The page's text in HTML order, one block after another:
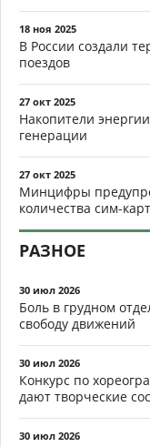
18 ноя 2025
В России создали
поездов
27 окт 2025
Накопители
генерации
27 окт 2025
Минцифры
количества сим-карт
РАЗНОЕ
30 июл 2026
Боль в грудном
свободу движений
30 июл 2026
Конкурс по
дают творческие
30 июл 2026